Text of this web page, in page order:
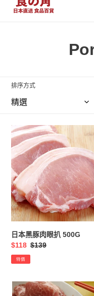
商
:
排序方式
日
本
黑
豚
肉
眼
扒
500G
日本黑豚肉眼扒 500G
售
價
$118 定
價
$139
特價
美